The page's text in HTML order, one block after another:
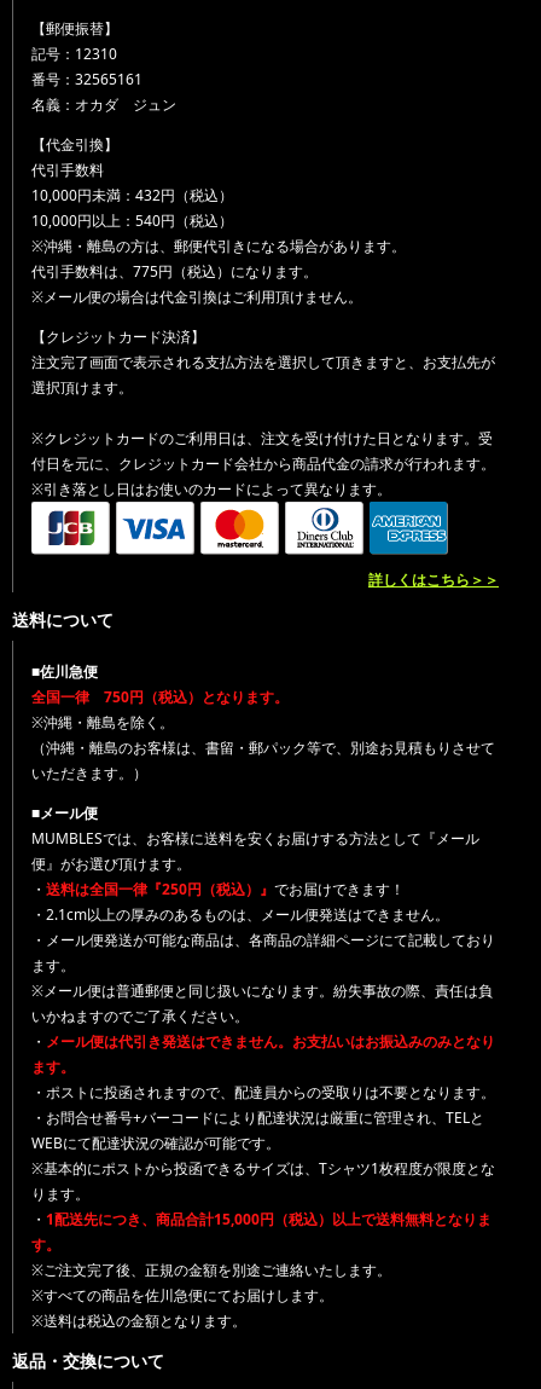
【郵便振替】
記号：12310
番号：32565161
名義：オカダ ジュン
【代金引換】
代引手数料
10,000円未満：432円（税込）
10,000円以上：540円（税込）
※沖縄・離島の方は、郵便代引きになる場合があります。
代引手数料は、775円（税込）になります。
※メール便の場合は代金引換はご利用頂けません。
【クレジットカード決済】
注文完了画面で表示される支払方法を選択して頂きますと、お支払先が
選択頂けます。
※クレジットカードのご利用日は、注文を受け付けた日となります。受
付日を元に、クレジットカード会社から商品代金の請求が行われます。
※引き落とし日はお使いのカードによって異なります。
詳しくはこちら＞＞
送料について
■佐川急便
全国一律 750円（税込）となります。
※沖縄・離島を除く。
（沖縄・離島のお客様は、書留・郵パック等で、別途お見積もりさせて
いただきます。）
■メール便
MUMBLESでは、お客様に送料を安くお届けする方法として『メール
便』がお選び頂けます。
・ 送料は全国一律『250円（税込）』 でお届けできます！
・2.1cm以上の厚みのあるものは、メール便発送はできません。
・メール便発送が可能な商品は、各商品の詳細ページにて記載しており
ます。
※メール便は普通郵便と同じ扱いになります。紛失事故の際、責任は負
いかねますのでご了承ください。
・ メール便は代引き発送はできません。お支払いはお振込みのみとなり
ます。
・ポストに投函されますので、配達員からの受取りは不要となります。
・お問合せ番号+バーコードにより配達状況は厳重に管理され、TELと
WEBにて配達状況の確認が可能です。
※基本的にポストから投函できるサイズは、Tシャツ1枚程度が限度とな
ります。
・ 1配送先につき、商品合計15,000円（税込）以上で送料無料となりま
す。
※ご注文完了後、正規の金額を別途ご連絡いたします。
※すべての商品を佐川急便にてお届けします。
※送料は税込の金額となります。
返品・交換について